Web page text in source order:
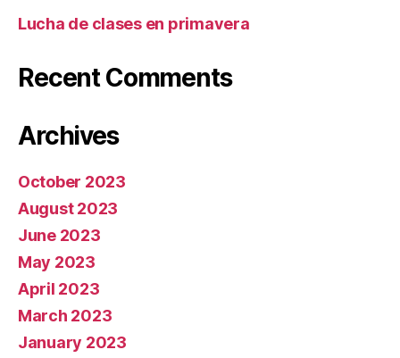
Lucha de clases en primavera
Recent Comments
Archives
October 2023
August 2023
June 2023
May 2023
April 2023
March 2023
January 2023